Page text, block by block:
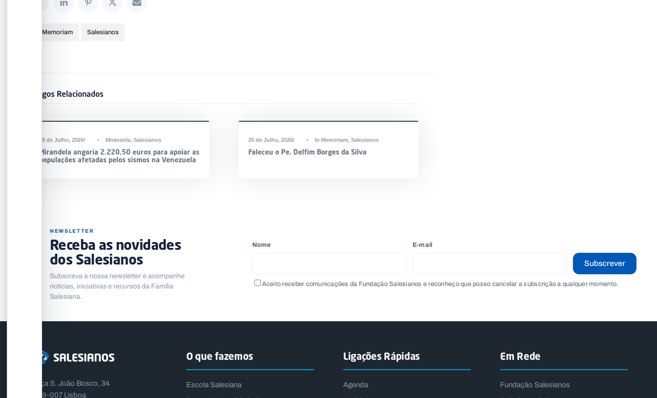
In Memoriam Salesianos
Artigos Relacionados
DESTAQUE
28 de Julho, 2026 • Mirandela, Salesianos
Mirandela angaria 2.220,50 euros para apoiar as
populações afetadas pelos sismos na Venezuela
26 de Julho, 2026 • In Memoriam, Salesianos
Faleceu o Pe. Delfim Borges da Silva
NEWSLETTER
Receba as novidades
dos Salesianos
Subscreva a nossa newsletter e acompanhe
notícias, iniciativas e recursos da Família
Salesiana.
Nome E-mail
Aceito receber comunicações da Fundação Salesianos e reconheço que posso cancelar a subscrição a qualquer momento.
Subscrever
Praça S. João Bosco, 34
1399-007 Lisboa
O que fazemos
Escola Salesiana
Ligações Rápidas
Agenda
Em Rede
Fundação Salesianos